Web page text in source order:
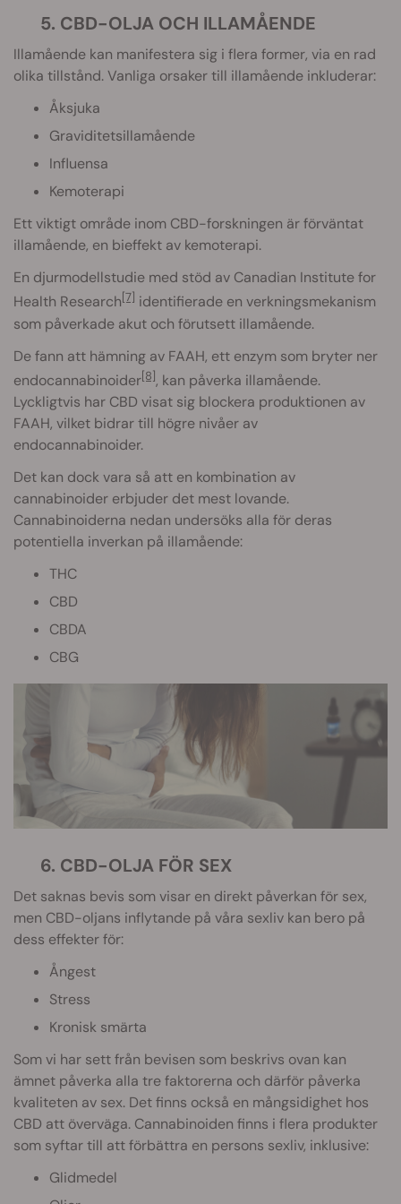
5. CBD-OLJA OCH ILLAMÅENDE
Illamående kan manifestera sig i flera former, via en rad
olika tillstånd. Vanliga orsaker till illamående inkluderar:
Åksjuka
Graviditetsillamående
Influensa
Kemoterapi
Ett viktigt område inom CBD-forskningen är förväntat
illamående, en bieffekt av kemoterapi.
En djurmodellstudie med stöd av Canadian Institute for
Health Research[7] identifierade en verkningsmekanism
som påverkade akut och förutsett illamående.
De fann att hämning av FAAH, ett enzym som bryter ner
endocannabinoider[8], kan påverka illamående.
Lyckligtvis har CBD visat sig blockera produktionen av
FAAH, vilket bidrar till högre nivåer av
endocannabinoider.
Det kan dock vara så att en kombination av
cannabinoider erbjuder det mest lovande.
Cannabinoiderna nedan undersöks alla för deras
potentiella inverkan på illamående:
THC
CBD
CBDA
CBG
6. CBD-OLJA FÖR SEX
Det saknas bevis som visar en direkt påverkan för sex,
men CBD-oljans inflytande på våra sexliv kan bero på
dess effekter för:
Ångest
Stress
Kronisk smärta
Som vi har sett från bevisen som beskrivs ovan kan
ämnet påverka alla tre faktorerna och därför påverka
kvaliteten av sex. Det finns också en mångsidighet hos
CBD att överväga. Cannabinoiden finns i flera produkter
som syftar till att förbättra en persons sexliv, inklusive:
Glidmedel